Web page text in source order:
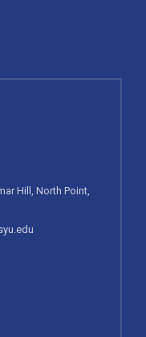
Hill, North Point,